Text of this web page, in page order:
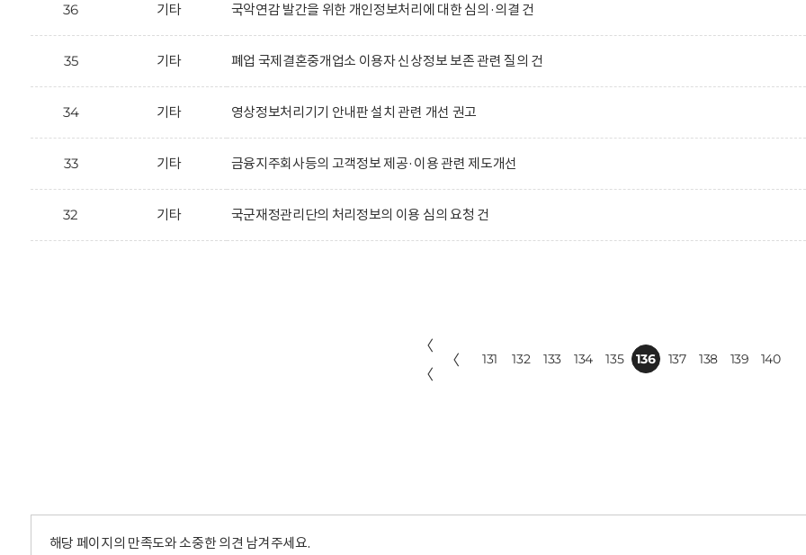
36 기타 국악연감 발간을 위한 개인정보처리에 대한 심의·의결 건
35 기타 폐업 국제결혼중개업소 이용자 신상정보 보존 관련 질의 건
34 기타 영상정보처리기기 안내판 설치 관련 개선 권고
33 기타 금융지주회사등의 고객정보 제공·이용 관련 제도개선
32 기타 국군재정관리단의 처리정보의 이용 심의 요청 건
〈
〈
〈 131 132 133 134 135 136 137 138 139 140
해당 페이지의 만족도와 소중한 의견 남겨주세요.